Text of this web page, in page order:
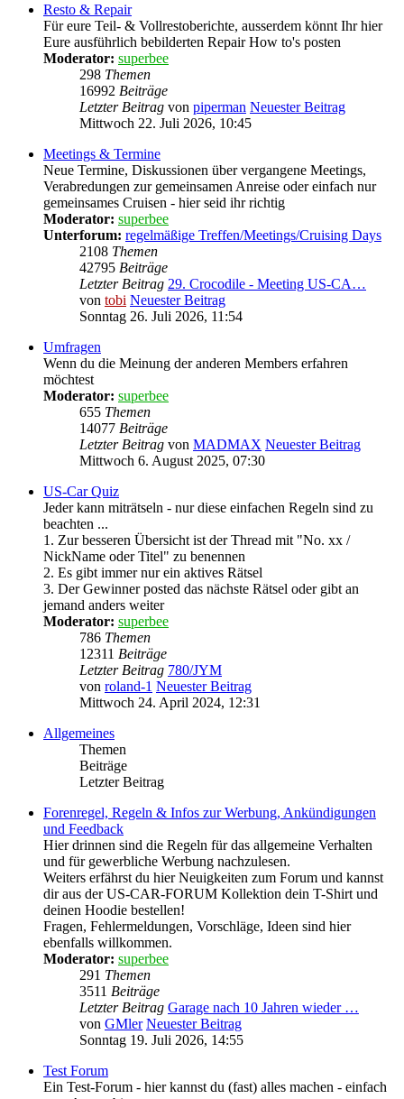
Resto & Repair
Für eure Teil- & Vollrestoberichte, ausserdem könnt Ihr hier
Eure ausführlich bebilderten Repair How to's posten
Moderator: superbee
298 Themen
16992 Beiträge
Letzter Beitrag von piperman Neuester Beitrag
Mittwoch 22. Juli 2026, 10:45
Meetings & Termine
Neue Termine, Diskussionen über vergangene Meetings,
Verabredungen zur gemeinsamen Anreise oder einfach nur
gemeinsames Cruisen - hier seid ihr richtig
Moderator: superbee
Unterforum: regelmäßige Treffen/Meetings/Cruising Days
2108 Themen
42795 Beiträge
Letzter Beitrag 29. Crocodile - Meeting US-CA…
von tobi Neuester Beitrag
Sonntag 26. Juli 2026, 11:54
Umfragen
Wenn du die Meinung der anderen Members erfahren
möchtest
Moderator: superbee
655 Themen
14077 Beiträge
Letzter Beitrag von MADMAX Neuester Beitrag
Mittwoch 6. August 2025, 07:30
US-Car Quiz
Jeder kann miträtseln - nur diese einfachen Regeln sind zu
beachten ...
1. Zur besseren Übersicht ist der Thread mit "No. xx /
NickName oder Titel" zu benennen
2. Es gibt immer nur ein aktives Rätsel
3. Der Gewinner posted das nächste Rätsel oder gibt an
jemand anders weiter
Moderator: superbee
786 Themen
12311 Beiträge
Letzter Beitrag 780/JYM
von roland-1 Neuester Beitrag
Mittwoch 24. April 2024, 12:31
Allgemeines
Themen
Beiträge
Letzter Beitrag
Forenregel, Regeln & Infos zur Werbung, Ankündigungen
und Feedback
Hier drinnen sind die Regeln für das allgemeine Verhalten
und für gewerbliche Werbung nachzulesen.
Weiters erfährst du hier Neuigkeiten zum Forum und kannst
dir aus der US-CAR-FORUM Kollektion dein T-Shirt und
deinen Hoodie bestellen!
Fragen, Fehlermeldungen, Vorschläge, Ideen sind hier
ebenfalls willkommen.
Moderator: superbee
291 Themen
3511 Beiträge
Letzter Beitrag Garage nach 10 Jahren wieder …
von GMler Neuester Beitrag
Sonntag 19. Juli 2026, 14:55
Test Forum
Ein Test-Forum - hier kannst du (fast) alles machen - einfach